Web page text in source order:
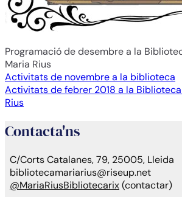
Programació de desembre a la
Maria Rius
Navegación
de
Activitats de novembre a la biblioteca
Activitats de febrer 2018 a la
Rius
Contacta'ns
C/Corts Catalanes, 79, 25005, Lleida
bibliotecamariarius@riseup.net
@MariaRiusBibliotecarix(contactar)